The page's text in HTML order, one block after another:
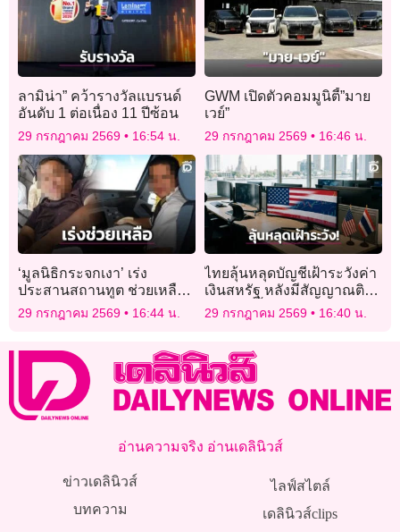
ลามิน่า” คว้ารางวัลแบรนด์
อันดับ 1 ต่อเนื่อง 11 ปีซ้อน
29 กรกฎาคม 2569 16:54 น.
GWM เปิดตัวคอมมูนิตี้”มาย
เวย์”
29 กรกฎาคม 2569 16:46 น.
‘มูลนิธิกระจกเงา’ เร่ง
ประสานสถานทูต ช่วยเหลือ
‘กัปตันแลร์รี’ นอนป่วยเร่ร่อน
ในไทย
29 กรกฎาคม 2569 16:44 น.
ไทยลุ้นหลุดบัญชีเฝ้าระวังค่า
เงินสหรัฐ หลังมีสัญญาณติด
เกณฑ์ดีขึ้น
29 กรกฎาคม 2569 16:40 น.
อ่านความจริง อ่านเดลินิวส์
ข่าวเดลินิวส์
บทความ
ไลฟ์สไตล์
เดลินิวส์clips